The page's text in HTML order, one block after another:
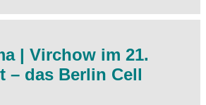
| Virchow im 21.
– das Berlin Cell